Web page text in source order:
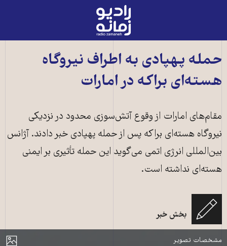
رادیو
زمانه
صفحه
اصلی
حمله پهپادی به اطراف نیروگاه
هسته‌ای براکه در امارات
مقام‌های امارات از وقوع آتش‌سوزی محدود در نزدیکی
نیروگاه هسته‌ای براکه پس از حمله پهپادی خبر دادند. آژانس
بین‌المللی انرژی اتمی می‌گوید این حمله تأثیری بر ایمنی
هسته‌ای نداشته است.
بخش خبر
نمایش
مشخصات تصویر
via AFP